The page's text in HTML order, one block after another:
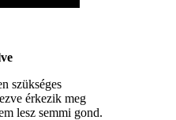
szükséges
érkezik meg
lesz semmi gond.